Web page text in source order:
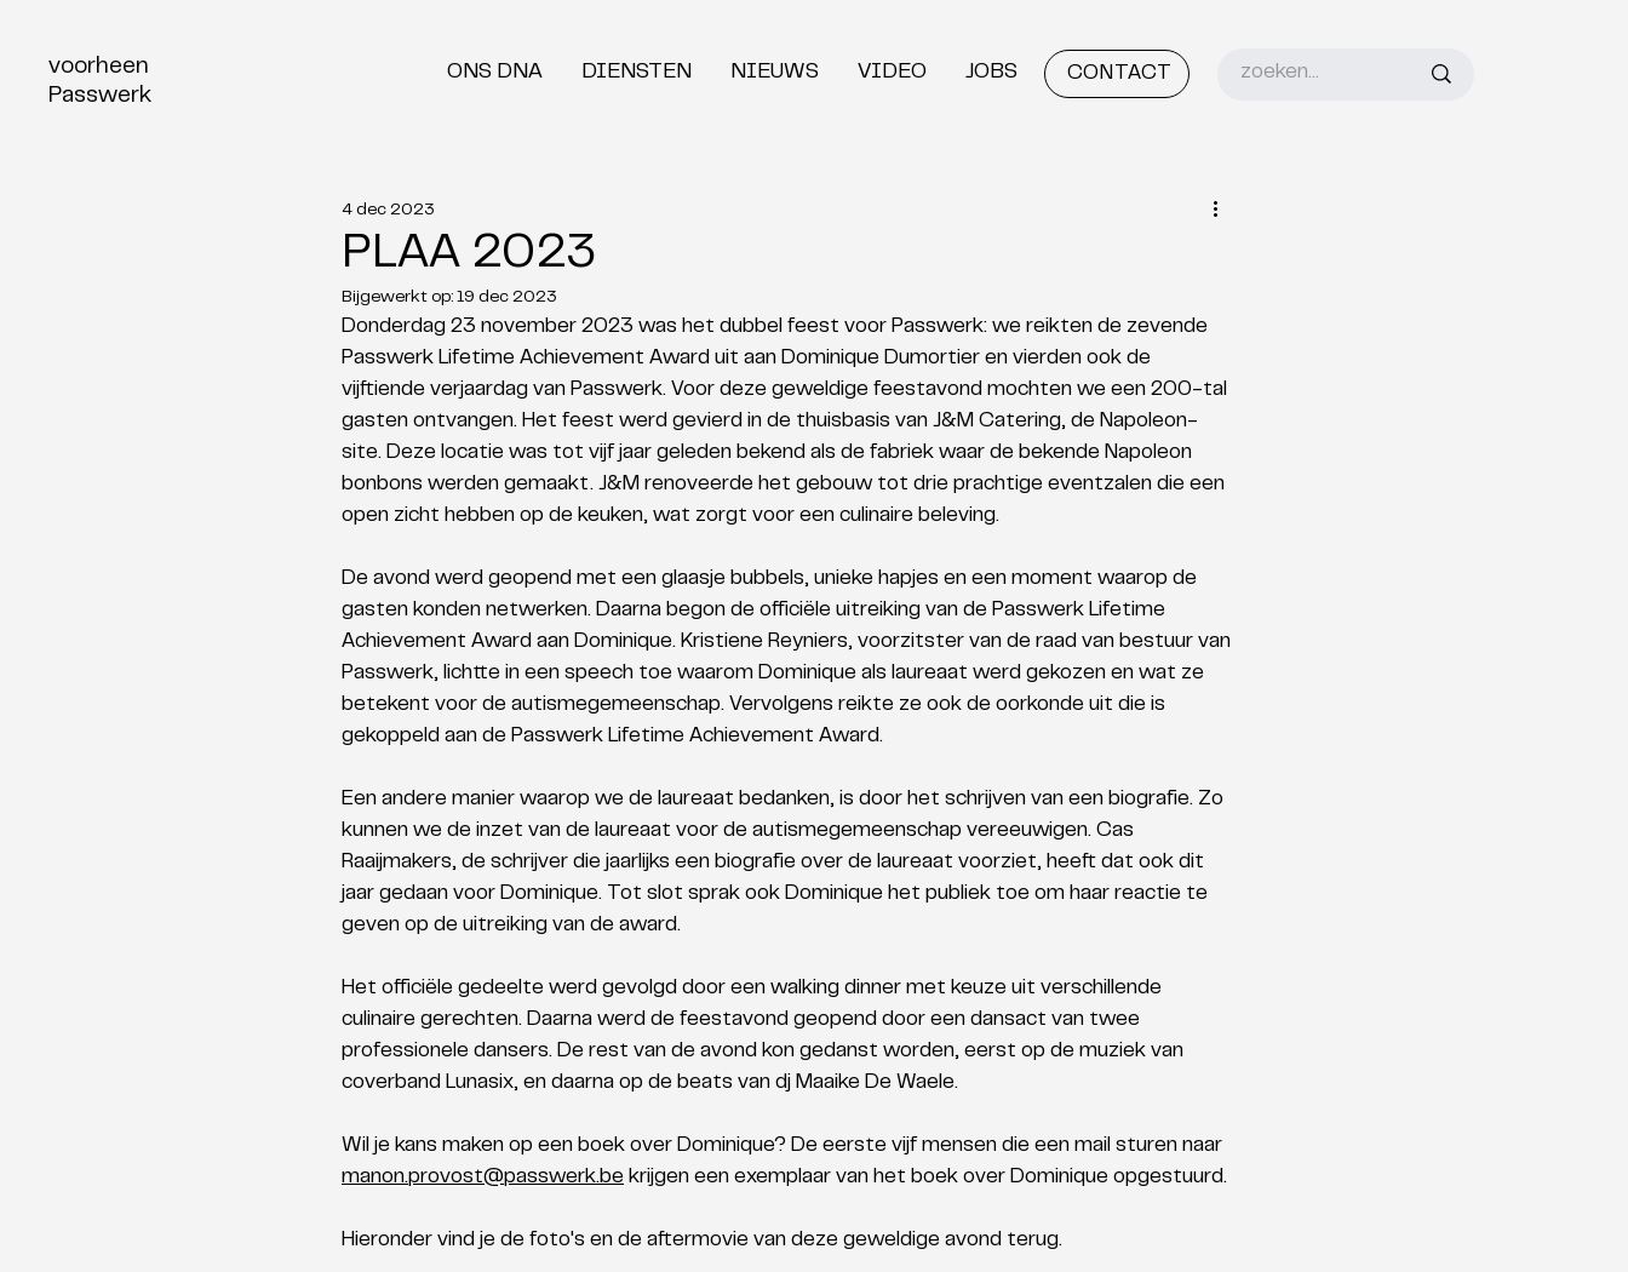
voorheen
Passwerk
CONTACT
ONS DNA DIENSTEN NIEUWS VIDEO JOBS
PLAA 2023
4 dec 2023
Bijgewerkt op: 19 dec 2023
Donderdag 23 november 2023 was het dubbel feest voor Passwerk: we reikten de zevende
Passwerk Lifetime Achievement Award uit aan Dominique Dumortier en vierden ook de
vijftiende verjaardag van Passwerk. Voor deze geweldige feestavond mochten we een 200-tal
gasten ontvangen. Het feest werd gevierd in de thuisbasis van J&M Catering, de Napoleon-
site. Deze locatie was tot vijf jaar geleden bekend als de fabriek waar de bekende Napoleon
bonbons werden gemaakt. J&M renoveerde het gebouw tot drie prachtige eventzalen die een
open zicht hebben op de keuken, wat zorgt voor een culinaire beleving.
De avond werd geopend met een glaasje bubbels, unieke hapjes en een moment waarop de
gasten konden netwerken. Daarna begon de officiële uitreiking van de Passwerk Lifetime
Achievement Award aan Dominique. Kristiene Reyniers, voorzitster van de raad van bestuur van
Passwerk, lichtte in een speech toe waarom Dominique als laureaat werd gekozen en wat ze
betekent voor de autismegemeenschap. Vervolgens reikte ze ook de oorkonde uit die is
gekoppeld aan de Passwerk Lifetime Achievement Award.
Een andere manier waarop we de laureaat bedanken, is door het schrijven van een biografie. Zo
kunnen we de inzet van de laureaat voor de autismegemeenschap vereeuwigen. Cas
Raaijmakers, de schrijver die jaarlijks een biografie over de laureaat voorziet, heeft dat ook dit
jaar gedaan voor Dominique. Tot slot sprak ook Dominique het publiek toe om haar reactie te
geven op de uitreiking van de award.
Het officiële gedeelte werd gevolgd door een walking dinner met keuze uit verschillende
culinaire gerechten. Daarna werd de feestavond geopend door een dansact van twee
professionele dansers. De rest van de avond kon gedanst worden, eerst op de muziek van
coverband Lunasix, en daarna op de beats van dj Maaike De Waele.
Wil je kans maken op een boek over Dominique? De eerste vijf mensen die een mail sturen naar
manon.provost@passwerk.be krijgen een exemplaar van het boek over Dominique opgestuurd.
Hieronder vind je de foto's en de aftermovie van deze geweldige avond terug.